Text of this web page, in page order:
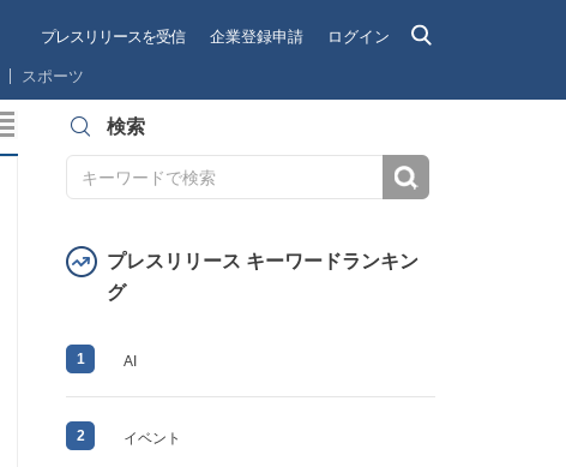
プレスリリースを受信 企業登録申請 ログイン
スポーツ
検索
プレスリリース キーワードランキン
グ
1 AI
2 イベント